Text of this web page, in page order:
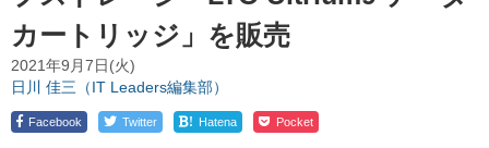
カートリッジ」を販売
2021年9月7日(火)
日川 佳三（IT Leaders編集部）
Facebook Twitter ! Hatena Pocket